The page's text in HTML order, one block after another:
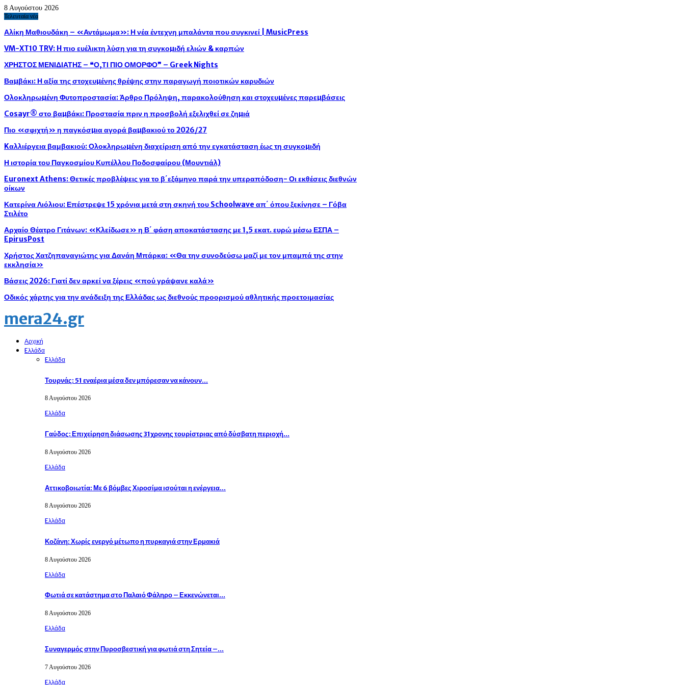
8 Αυγούστου 2026
Τελευταία νέα
Αλίκη Μαθιουδάκη – «Αντάμωμα»: Η νέα έντεχνη μπαλάντα που συγκινεί | MusicPress
VM-XT10 TRV: H πιο ευέλικτη λύση για τη συγκοµιδή ελιών & καρπών
ΧΡΗΣΤΟΣ ΜΕΝΙΔΙΑΤΗΣ – ❝Ο,ΤΙ ΠΙΟ ΟΜΟΡΦΟ❞ – Greek Nights
Βαµβάκι: Η αξία της στοχευµένης θρέψης στην παραγωγή ποιοτικών καρυδιών
Ολοκληρωµένη Φυτοπροστασία: Άρθρο Πρόληψη, παρακολούθηση και στοχευµένες παρεµβάσεις
Cosayr® στο βαµβάκι: Προστασία πριν η προσβολή εξελιχθεί σε ζηµιά
Πιο «σφιχτή» η παγκόσµια αγορά βαµβακιού το 2026/27
Kαλλιέργεια βαμβακιού: Ολοκληρωµένη διαχείριση από την εγκατάσταση έως τη συγκοµιδή
Η ιστορία του Παγκοσμίου Κυπέλλου Ποδοσφαίρου (Μουντιάλ)
Euronext Athens: Θετικές προβλέψεις για το β΄εξάμηνο παρά την υπεραπόδοση- Οι εκθέσεις διεθνών
οίκων
Κατερίνα Λιόλιου: Επέστρεψε 15 χρόνια μετά στη σκηνή του Schoolwave απ΄ όπου ξεκίνησε – Γόβα
Στιλέτο
Αρχαίο Θέατρο Γιτάνων: «Κλείδωσε» η Β΄ φάση αποκατάστασης με 1,5 εκατ. ευρώ μέσω ΕΣΠΑ –
EpirusPost
Χρήστος Χατζηπαναγιώτης για Δανάη Μπάρκα: «Θα την συνοδεύσω μαζί με τον μπαμπά της στην
εκκλησία»
Βάσεις 2026: Γιατί δεν αρκεί να ξέρεις «πού γράψανε καλά»
Οδικός χάρτης για την ανάδειξη της Ελλάδας ως διεθνούς προορισμού αθλητικής προετοιμασίας
mera24.gr
Αρχική
Eλλάδα
Eλλάδα
Τουρνάς: 51 εναέρια μέσα δεν μπόρεσαν να κάνουν…
8 Αυγούστου 2026
Eλλάδα
Γαύδος: Επιχείρηση διάσωσης 31χρονης τουρίστριας από δύσβατη περιοχή…
8 Αυγούστου 2026
Eλλάδα
Αττικοβοιωτία: Με 6 βόμβες Χιροσίμα ισούται η ενέργεια…
8 Αυγούστου 2026
Eλλάδα
Κοζάνη: Χωρίς ενεργό μέτωπο η πυρκαγιά στην Ερμακιά
8 Αυγούστου 2026
Eλλάδα
Φωτιά σε κατάστημα στο Παλαιό Φάληρο – Εκκενώνεται…
8 Αυγούστου 2026
Eλλάδα
Συναγερμός στην Πυροσβεστική για φωτιά στη Σητεία –…
7 Αυγούστου 2026
Eλλάδα